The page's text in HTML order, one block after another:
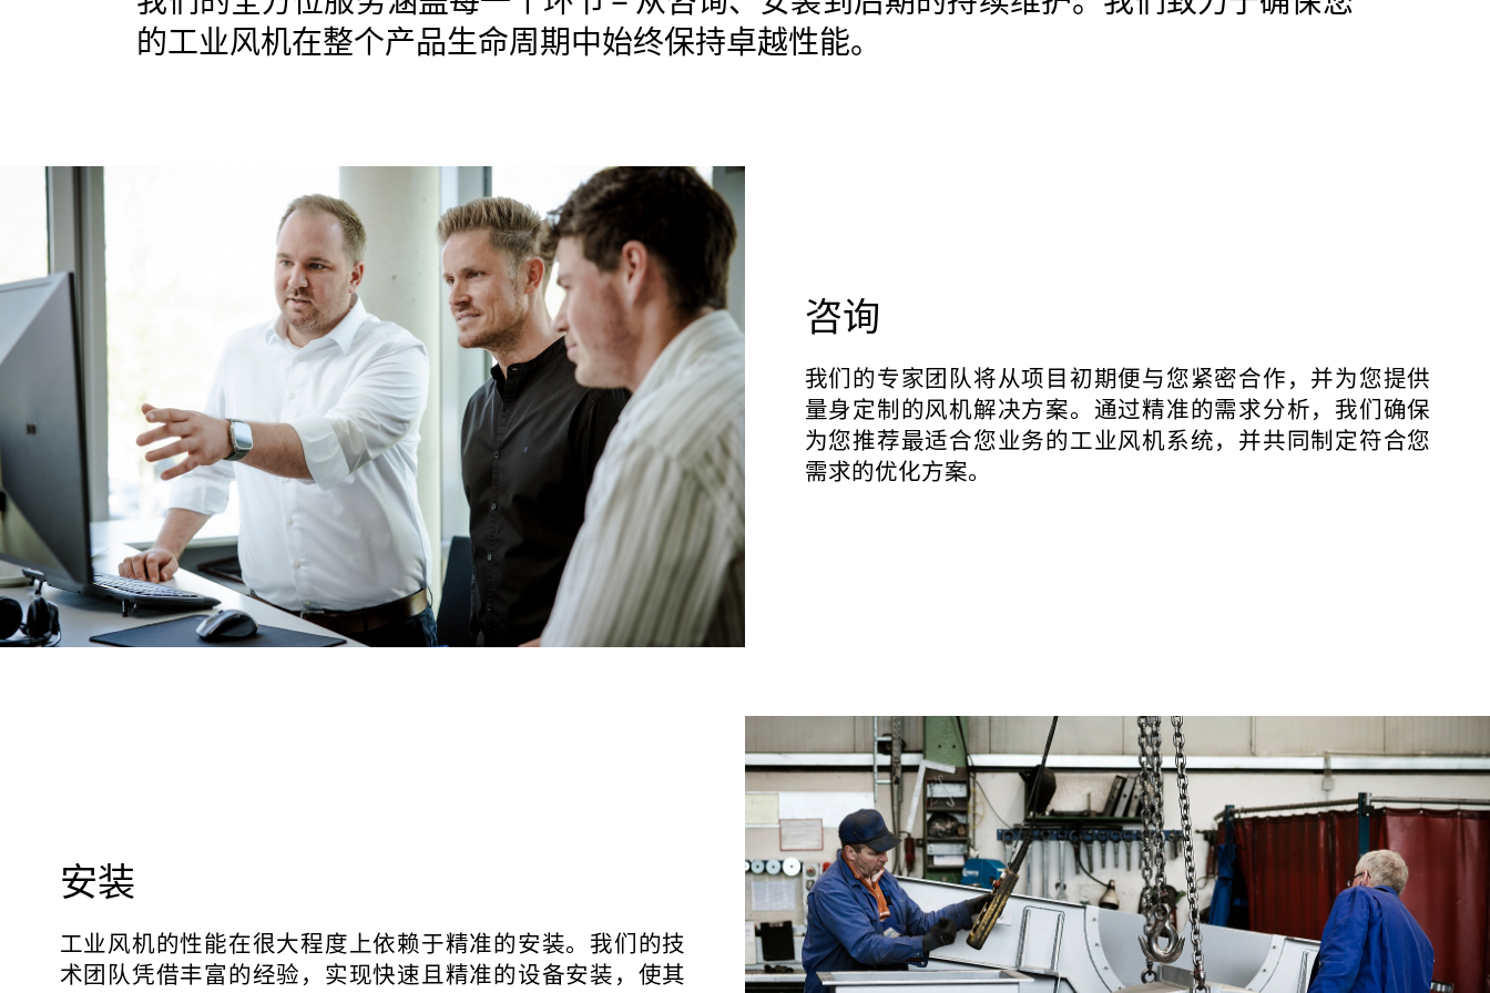
的工业风机在整个产品生命周期中始终保持卓越性能。
咨询
我们的专家团队将从项目初期便与您紧密合作，并为您提供
量身定制的风机解决方案。通过精准的需求分析，我们确保
为您推荐最适合您业务的工业风机系统，并共同制定符合您
需求的优化方案。
安装
工业风机的性能在很大程度上依赖于精准的安装。我们的技
术团队凭借丰富的经验，实现快速且精准的设备安装，使其